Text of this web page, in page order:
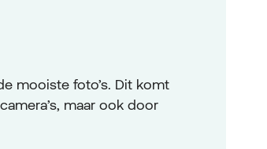
mooiste foto’s. Dit komt
maar ook door